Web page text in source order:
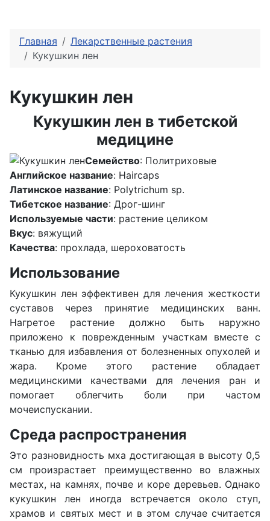
Главная
Лекарственные растения
Кукушкин лен
Кукушкин лен
Кукушкин лен в тибетской
медицине
Семейство: Политриховые
Английское название: Haircaps
Латинское название: Polytrichum sp.
Тибетское название: Дрог-шинг
Используемые части: растение целиком
Вкус: вяжущий
Качества: прохлада, шероховатость
Использование
Кукушкин лен эффективен для лечения жесткости
суставов через принятие медицинских ванн.
Нагретое растение должно быть наружно
приложено к поврежденным участкам вместе с
тканью для избавления от болезненных опухолей и
жара. Кроме этого растение обладает
медицинскими качествами для лечения ран и
помогает облегчить боли при частом
мочеиспускании.
Среда распространения
Это разновидность мха достигающая в высоту 0,5
см произрастает преимущественно во влажных
местах, на камнях, почве и коре деревьев. Однако
кукушкин лен иногда встречается около ступ,
храмов и святых мест и в этом случае считается